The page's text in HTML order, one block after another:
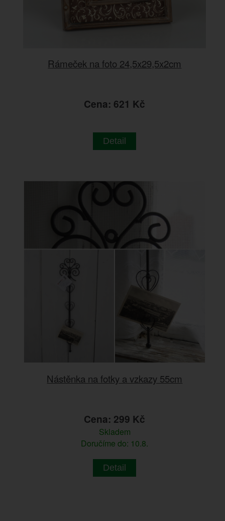
Rámeček na foto 24,5x29,5x2cm
Cena: 621 Kč
Detail
Nástěnka na fotky a vzkazy 55cm
Cena: 299 Kč
Skladem
Doručíme do: 10.8.
Detail